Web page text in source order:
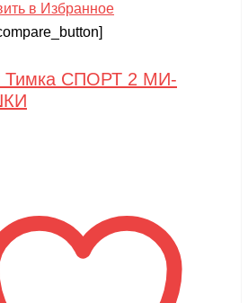
в Избранное
Тимка СПОРТ 2 МИ-